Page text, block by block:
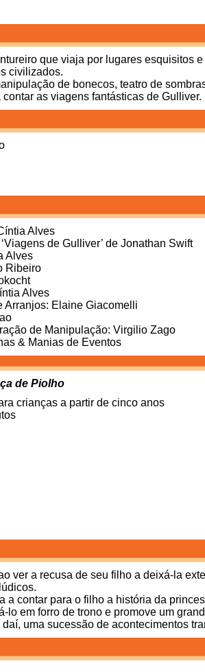
que viaja por lugares esquisitos
civilizados.
de bonecos, teatro de
as viagens fantásticas de Gulliver.
Alves
de Gulliver’ de Jonathan Swift
Alves
Ribeiro
Alves
Arranjos: Elaine Giacomelli
de Manipulação: Virgilio Zago
& Manias de Eventos
de Piolho
crianças a partir de cinco anos
ver a recusa de seu filho a deixá-la
a contar para o filho a história da
lo em forro de trono e promove um
daí, uma sucessão de acontecimentos